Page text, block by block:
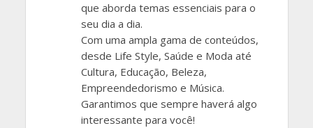
que aborda temas essenciais para o
seu dia a dia.
Com uma ampla gama de conteúdos,
desde Life Style, Saúde e Moda até
Cultura, Educação, Beleza,
Empreendedorismo e Música.
Garantimos que sempre haverá algo
interessante para você!